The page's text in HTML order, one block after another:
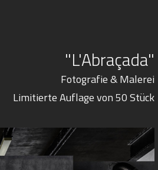
"L'Abraçada"
Fotografie & Malerei
Limitierte Auflage von 50 Stück